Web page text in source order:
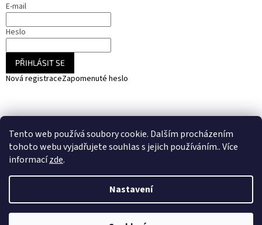
Tento web používá soubory cookie. Dalším procházením
tohoto webu vyjadřujete souhlas s jejich používáním.. Více
informacízde.
Nastavení
E-mail
Heslo
PŘIHLÁSIT SE
Nová registraceZapomenuté heslo
SOLARCZ.cz - Vše pro solární energie a fotovoltaiku
Vytvořil Shoptet